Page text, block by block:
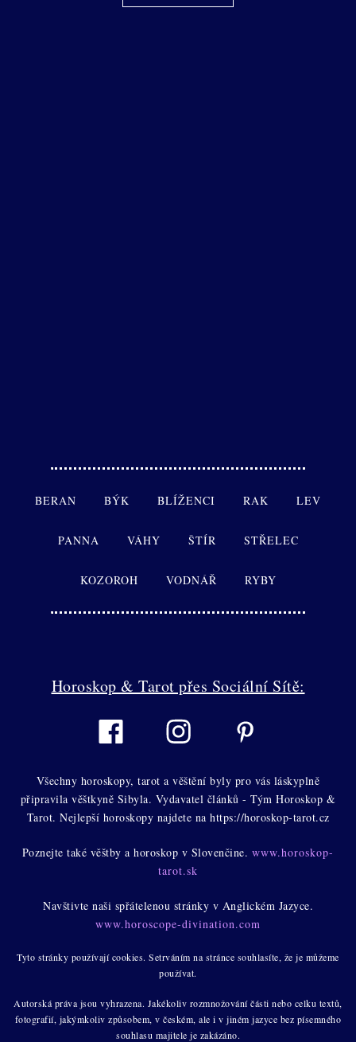
BERAN BÝK BLÍŽENCI RAK LEV
PANNA VÁHY ŠTÍR STŘELEC
KOZOROH VODNÁŘ RYBY
Horoskop & Tarot přes Sociální Sítě:
Všechny horoskopy, tarot a věštění byly pro vás láskyplně
připravila věštkyně Sibyla. Vydavatel článků - Tým Horoskop &
Tarot. Nejlepší horoskopy najdete na https://horoskop-tarot.cz
Poznejte také věštby a horoskop v Slovenčine. www.horoskop-
tarot.sk
Navštivte naši spřátelenou stránky v Anglickém Jazyce.
www.horoscope-divination.com
Tyto stránky používají cookies. Setrváním na stránce souhlasíte, že je můžeme
používat.
Autorská práva jsou vyhrazena. Jakékoliv rozmnožování části nebo celku textů,
fotografií, jakýmkoliv způsobem, v českém, ale i v jiném jazyce bez písemného
souhlasu majitele je zakázáno.